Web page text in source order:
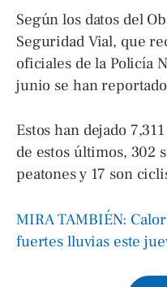
Según los datos del
Seguridad Vial, que
oficiales de la Policía
junio se han
Estos han dejado
de estos últimos, 302
peatones y 17 son
MIRA TAMBIÉN:
fuertes lluvias este